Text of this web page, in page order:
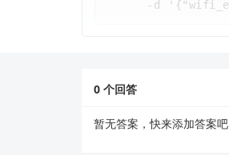
0 个回答
暂无答案，快来添加答案吧